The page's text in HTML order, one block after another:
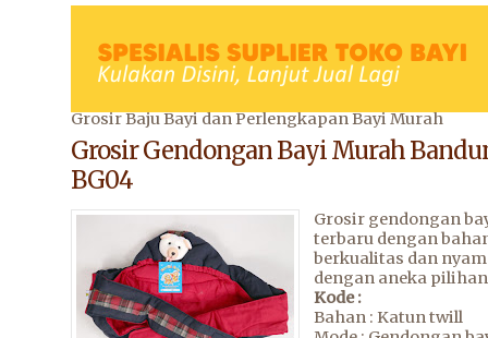
Grosir Baju Bayi dan Perlengkapan Bayi Murah
Grosir Gendongan Bayi Murah
BG04
Grosir gendongan
terbaru dengan
berkualitas dan
dengan aneka
Kode :
Bahan : Katun twill